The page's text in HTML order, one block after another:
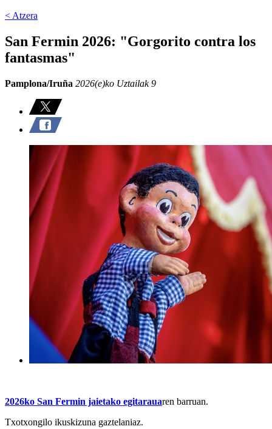
< Atzera
San Fermin 2026: "Gorgorito contra los
fantasmas"
Pamplona/Iruña 2026(e)ko Uztailak 9
2026ko San Fermin jaietako egitarauaren barruan.
Txotxongilo ikuskizuna gaztelaniaz.